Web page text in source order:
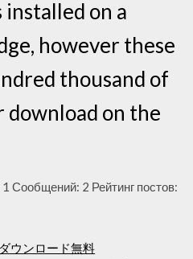
on a
however these
thousand of
download on the
Сообщений: 2 Рейтинг постов:
ウンロード無料